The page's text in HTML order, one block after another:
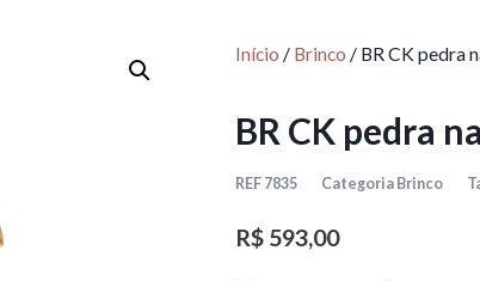
Início / Brinco / BR CK pedra
BR CK pedra
REF 7835 Categoria Brinco
R$ 593,00